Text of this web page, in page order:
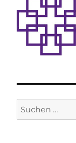
Suche
nach: